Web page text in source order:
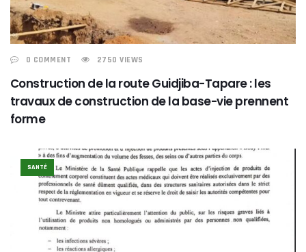
0 COMMENT 2750 VIEWS
Construction de la route Guidjiba-Tapare : les
travaux de construction de la base-vie prennent
forme
SANTÉ